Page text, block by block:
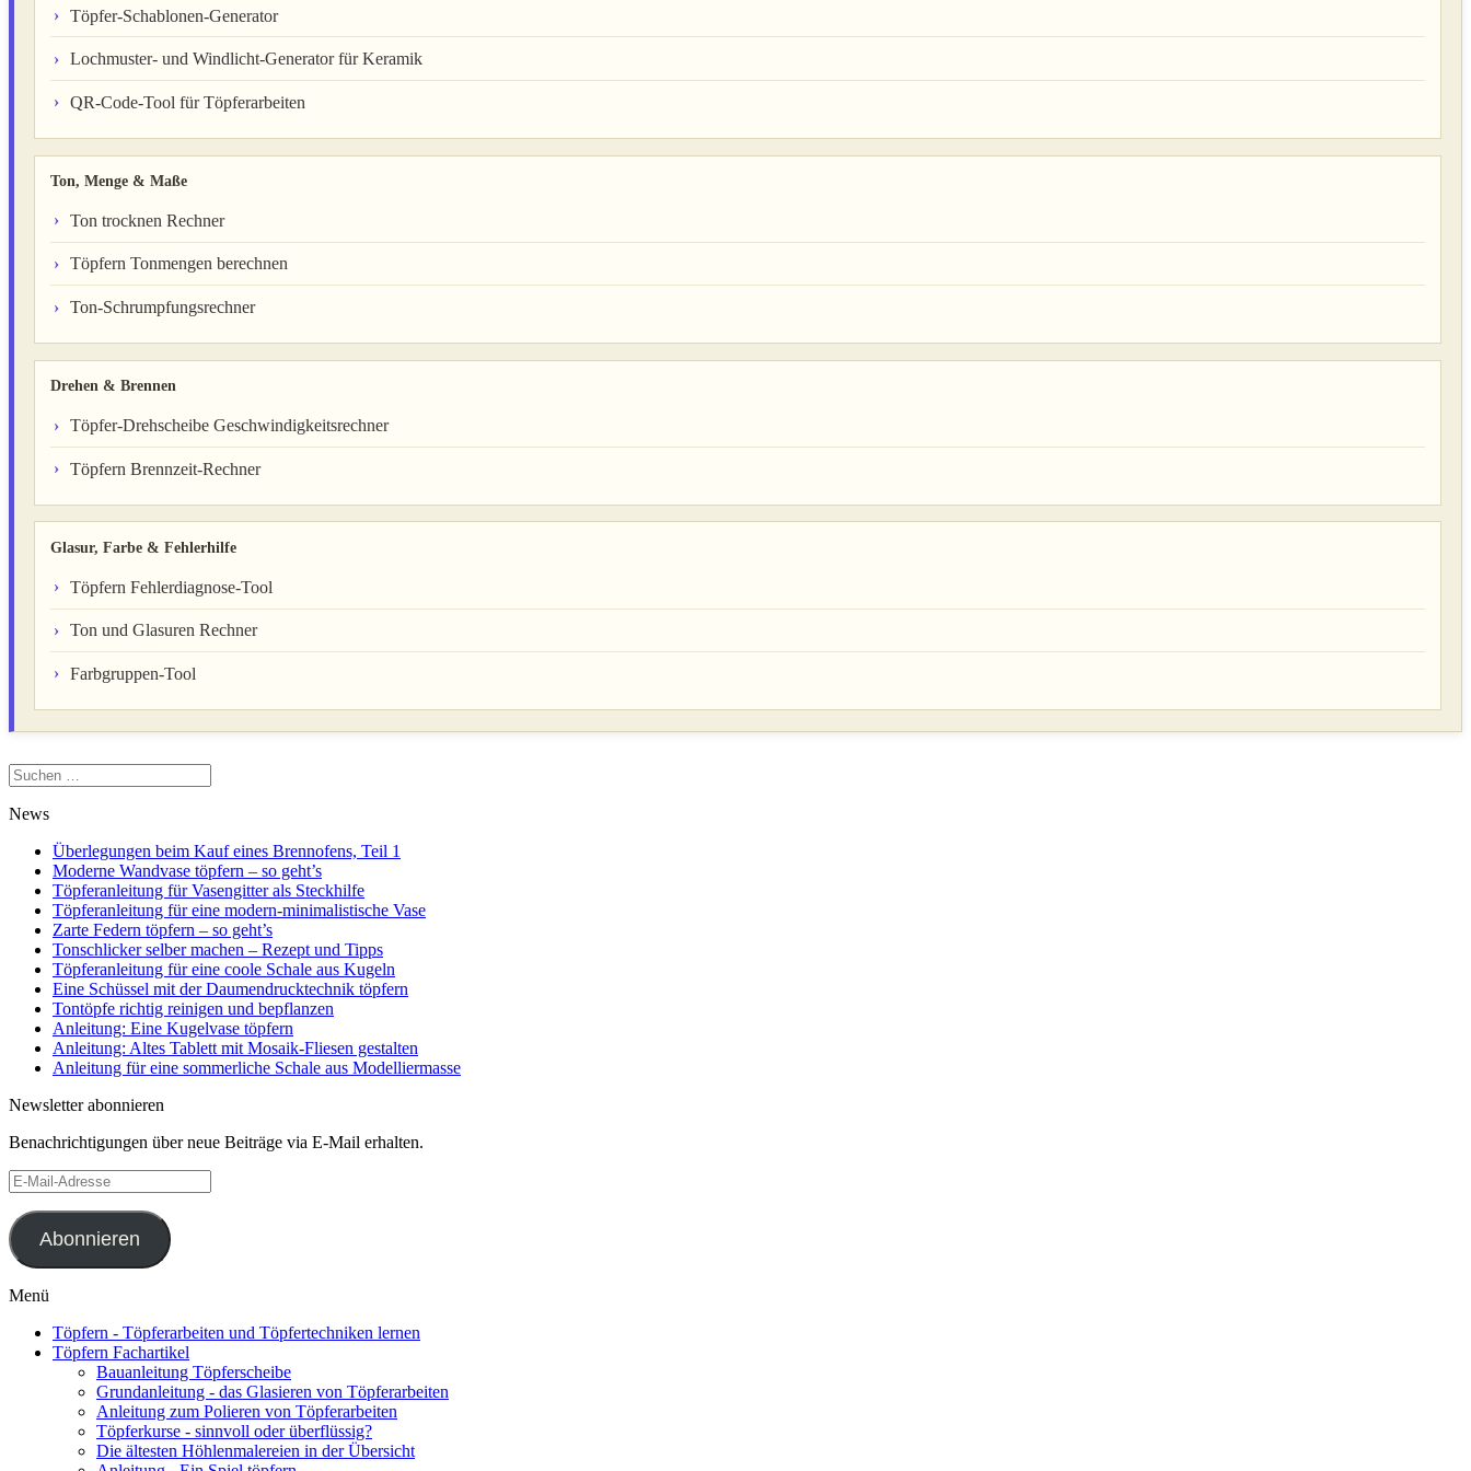
Töpfer-Schablonen-Generator
Lochmuster- und Windlicht-Generator für Keramik
QR-Code-Tool für Töpferarbeiten
Ton, Menge & Maße
Ton trocknen Rechner
Töpfern Tonmengen berechnen
Ton-Schrumpfungsrechner
Drehen & Brennen
Töpfer-Drehscheibe Geschwindigkeitsrechner
Töpfern Brennzeit-Rechner
Glasur, Farbe & Fehlerhilfe
Töpfern Fehlerdiagnose-Tool
Ton und Glasuren Rechner
Farbgruppen-Tool
Suchen
nach:
News
Überlegungen beim Kauf eines Brennofens, Teil 1
Moderne Wandvase töpfern – so geht’s
Töpferanleitung für Vasengitter als Steckhilfe
Töpferanleitung für eine modern-minimalistische Vase
Zarte Federn töpfern – so geht’s
Tonschlicker selber machen – Rezept und Tipps
Töpferanleitung für eine coole Schale aus Kugeln
Eine Schüssel mit der Daumendrucktechnik töpfern
Tontöpfe richtig reinigen und bepflanzen
Anleitung: Eine Kugelvase töpfern
Anleitung: Altes Tablett mit Mosaik-Fliesen gestalten
Anleitung für eine sommerliche Schale aus Modelliermasse
Newsletter abonnieren
Benachrichtigungen über neue Beiträge via E-Mail erhalten.
E-
Mail-
Adresse
Abonnieren
Menü
Töpfern - Töpferarbeiten und Töpfertechniken lernen
Töpfern Fachartikel
Bauanleitung Töpferscheibe
Grundanleitung - das Glasieren von Töpferarbeiten
Anleitung zum Polieren von Töpferarbeiten
Töpferkurse - sinnvoll oder überflüssig?
Die ältesten Höhlenmalereien in der Übersicht